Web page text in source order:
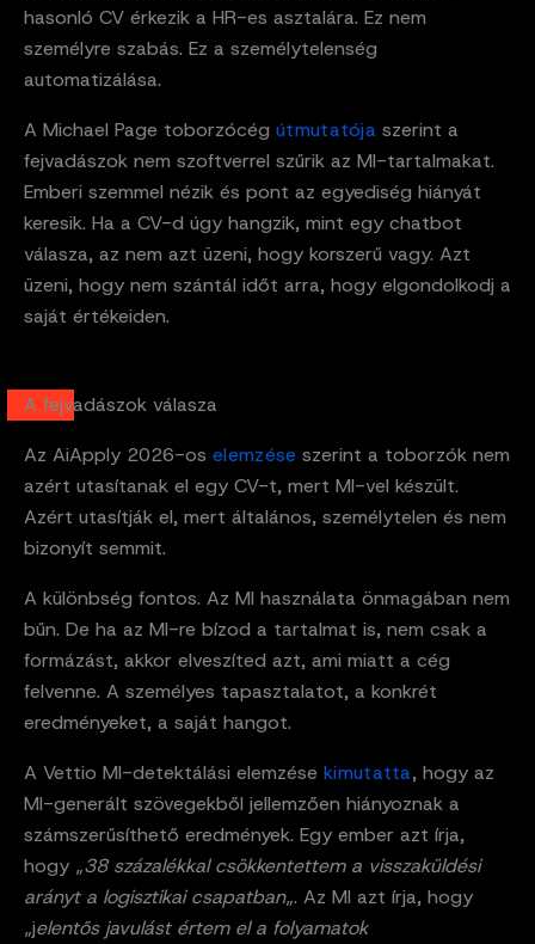
hasonló CV érkezik a HR-es asztalára. Ez nem
személyre szabás. Ez a személytelenség
automatizálása.
A Michael Page toborzócég útmutatója szerint a
fejvadászok nem szoftverrel szűrik az MI-tartalmakat.
Emberi szemmel nézik és pont az egyediség hiányát
keresik. Ha a CV-d úgy hangzik, mint egy chatbot
válasza, az nem azt üzeni, hogy korszerű vagy. Azt
üzeni, hogy nem szántál időt arra, hogy elgondolkodj a
saját értékeiden.
A fejvadászok válasza
Az AiApply 2026-os elemzése szerint a toborzók nem
azért utasítanak el egy CV-t, mert MI-vel készült.
Azért utasítják el, mert általános, személytelen és nem
bizonyít semmit.
A különbség fontos. Az MI használata önmagában nem
bűn. De ha az MI-re bízod a tartalmat is, nem csak a
formázást, akkor elveszíted azt, ami miatt a cég
felvenne. A személyes tapasztalatot, a konkrét
eredményeket, a saját hangot.
A Vettio MI-detektálási elemzése kimutatta, hogy az
MI-generált szövegekből jellemzően hiányoznak a
számszerűsíthető eredmények. Egy ember azt írja,
hogy „38 százalékkal csökkentettem a visszaküldési
arányt a logisztikai csapatban„. Az MI azt írja, hogy
„jelentős javulást értem el a folyamatok